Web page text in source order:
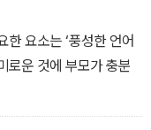
더 자연스러운 언어
으로 부가 설명)을 하는
?>
요소는 ‘풍성한 언어
로운 것에 부모가 충분